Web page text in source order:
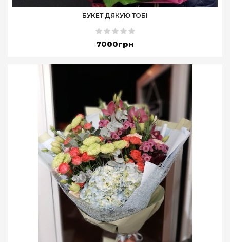
БУКЕТ ДЯКУЮ ТОБІ
7000грн